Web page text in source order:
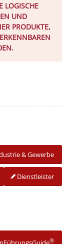
LOGISCHE
UND
PRODUKTE,
& Gewerbe
Dienstleister
®